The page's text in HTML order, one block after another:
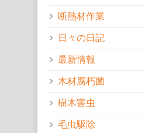
断熱材作業
日々の日記
最新情報
木材腐朽菌
樹木害虫
毛虫駆除